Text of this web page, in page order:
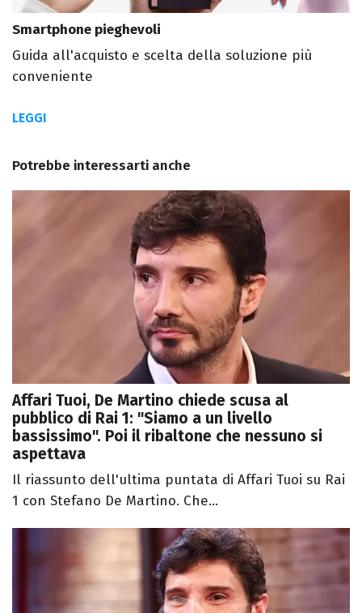
Smartphone pieghevoli
Guida all'acquisto e scelta della soluzione più
conveniente
LEGGI
Potrebbe interessarti anche
Affari Tuoi, De Martino chiede scusa al
pubblico di Rai 1: "Siamo a un livello
bassissimo". Poi il ribaltone che nessuno si
aspettava
Il riassunto dell'ultima puntata di Affari Tuoi su Rai
1 con Stefano De Martino. Che...